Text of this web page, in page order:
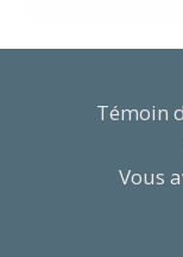
Témoin
Vous